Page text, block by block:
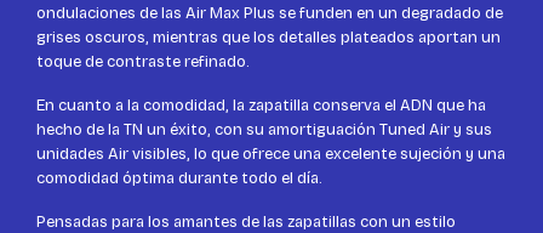
ondulaciones de las Air Max Plus se funden en un degradado de
grises oscuros, mientras que los detalles plateados aportan un
toque de contraste refinado.
En cuanto a la comodidad, la zapatilla conserva el ADN que ha
hecho de la TN un éxito, con su amortiguación Tuned Air y sus
unidades Air visibles, lo que ofrece una excelente sujeción y una
comodidad óptima durante todo el día.
Pensadas para los amantes de las zapatillas con un estilo